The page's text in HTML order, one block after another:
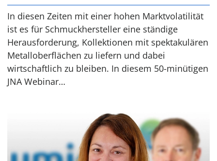
In diesen Zeiten mit einer hohen Marktvolatilität
ist es für Schmuckhersteller eine ständige
Herausforderung, Kollektionen mit spektakulären
Metalloberflächen zu liefern und dabei
wirtschaftlich zu bleiben. In diesem 50-minütigen
JNA Webinar…